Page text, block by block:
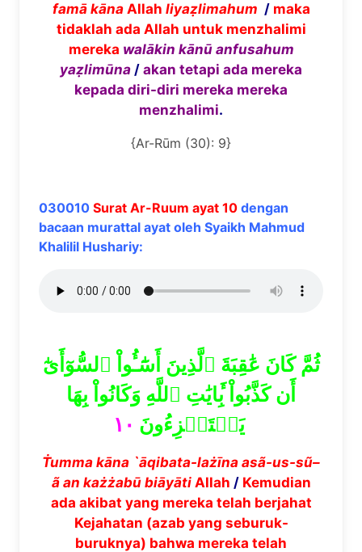
famākānaAllah liyaẓlimahum / maka
tidaklah ada Allah untuk menzhalimi
mereka walākin kānūanfusahum
yaẓlimūna / akan tetapi ada mereka
kepada diri-diri mereka mereka
menzhalimi.
{Ar-Rūm (30): 9}
030010 Surat Ar-Ruum ayat 10 dengan
bacaan murattal ayat oleh Syaikh Mahmud
Khalilil Hushariy:
ثُمَّ كَانَ عَٰقِبَةَ ٱلَّذِينَ أَسَٰٓـُٔواْ ٱلسُّوٓأَىٰٓ
أَن كَذَّبُواْ بِ‍َٔايَٰتِ ٱللَّهِ وَكَانُواْ بِهَا
يَسۡتَهۡزِءُونَ ١٠
Ṫumma kāna `āqibata-lażīna asã-us-sũ–
ãan każżabūbiāyātiAllah / Kemudian
ada akibat yang mereka telah berjahat
Kejahatan (azab yang seburuk-
buruknya) bahwa mereka telah